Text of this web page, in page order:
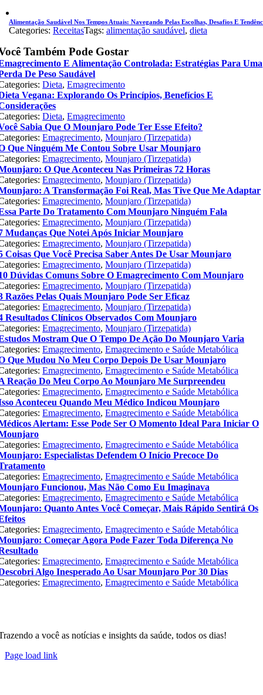
Alimentação Saudável Nos Tempos Atuais: Navegando Pelas Escolhas, Desafios E
Categories: ReceitasTags: alimentação saudável, dieta
Também Pode Gostar
E Alimentação Controlada: Estratégias Para Uma
De Peso Saudável
Dieta,Emagrecimento
Vegana: Explorando Os Princípios, Benefícios E
Dieta,Emagrecimento
Sabia Que O Mounjaro Pode Ter Esse Efeito?
Emagrecimento,Mounjaro (Tirzepatida)
Que Ninguém Me Contou Sobre Usar Mounjaro
Emagrecimento,Mounjaro (Tirzepatida)
O Que Aconteceu Nas Primeiras 72 Horas
Emagrecimento,Mounjaro (Tirzepatida)
A Transformação Foi Real, Mas Tive Que Me Adaptar
Emagrecimento,Mounjaro (Tirzepatida)
Parte Do Tratamento Com Mounjaro Ninguém Fala
Emagrecimento,Mounjaro (Tirzepatida)
Mudanças Que Notei Após Iniciar Mounjaro
Emagrecimento,Mounjaro (Tirzepatida)
Coisas Que Você Precisa Saber Antes De Usar Mounjaro
Emagrecimento,Mounjaro (Tirzepatida)
Dúvidas Comuns Sobre O Emagrecimento Com Mounjaro
Emagrecimento,Mounjaro (Tirzepatida)
Razões Pelas Quais Mounjaro Pode Ser Eficaz
Emagrecimento,Mounjaro (Tirzepatida)
Resultados Clínicos Observados Com Mounjaro
Emagrecimento,Mounjaro (Tirzepatida)
Mostram Que O Tempo De Ação Do Mounjaro Varia
Emagrecimento,Emagrecimento e Saúde Metabólica
Que Mudou No Meu Corpo Depois De Usar Mounjaro
Emagrecimento,Emagrecimento e Saúde Metabólica
Reação Do Meu Corpo Ao Mounjaro Me Surpreendeu
Emagrecimento,Emagrecimento e Saúde Metabólica
Aconteceu Quando Meu Médico Indicou Mounjaro
Emagrecimento,Emagrecimento e Saúde Metabólica
Alertam: Esse Pode Ser O Momento Ideal Para Iniciar O
Emagrecimento,Emagrecimento e Saúde Metabólica
Especialistas Defendem O Início Precoce Do
Emagrecimento,Emagrecimento e Saúde Metabólica
Funcionou, Mas Não Como Eu Imaginava
Emagrecimento,Emagrecimento e Saúde Metabólica
Quanto Antes Você Começar, Mais Rápido Sentirá Os
Emagrecimento,Emagrecimento e Saúde Metabólica
Começar Agora Pode Fazer Toda Diferença No
Emagrecimento,Emagrecimento e Saúde Metabólica
Algo Inesperado Ao Usar Mounjaro Por 30 Dias
Emagrecimento,Emagrecimento e Saúde Metabólica
a você as notícias e insights da saúde, todos os dias!
Page load link